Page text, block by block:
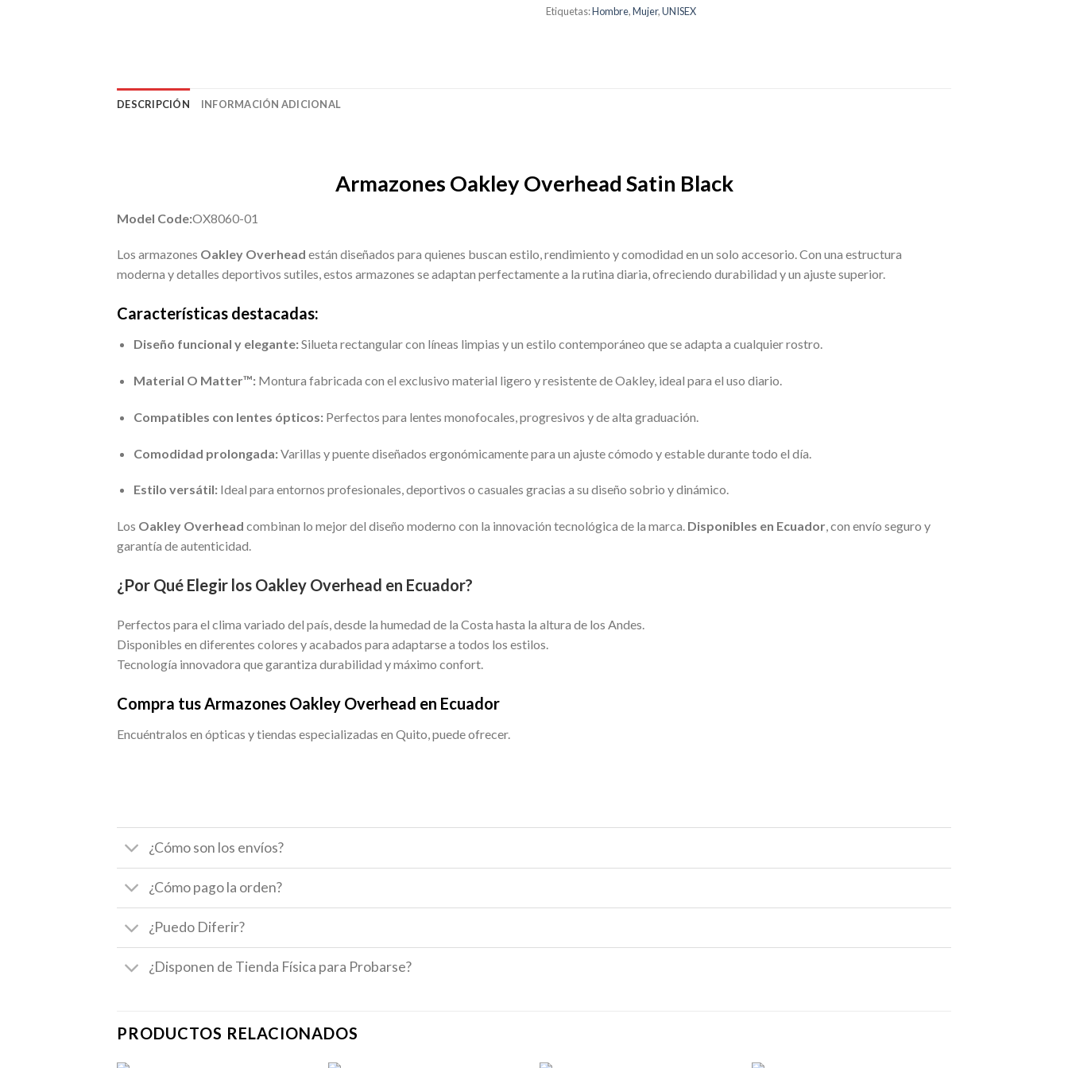
Etiquetas:Hombre,Mujer,UNISEX
DESCRIPCIÓN INFORMACIÓN ADICIONAL
Armazones Oakley Overhead Satin Black
Model Code:OX8060-01
Los armazones Oakley Overhead están diseñados para quienes buscan estilo, rendimiento y comodidad en un solo accesorio. Con una estructura
moderna y detalles deportivos sutiles, estos armazones se adaptan perfectamente a la rutina diaria, ofreciendo durabilidad y un ajuste superior.
Características destacadas:
Diseño funcional y elegante:Silueta rectangular con líneas limpias y un estilo contemporáneo que se adapta a cualquier rostro.
Material O Matter™:Montura fabricada con el exclusivo material ligero y resistente de Oakley, ideal para el uso diario.
Compatibles con lentes ópticos:Perfectos para lentes monofocales, progresivos y de alta graduación.
Comodidad prolongada:Varillas y puente diseñados ergonómicamente para un ajuste cómodo y estable durante todo el día.
Estilo versátil:Ideal para entornos profesionales, deportivos o casuales gracias a su diseño sobrio y dinámico.
Los Oakley Overhead combinan lo mejor del diseño moderno con la innovación tecnológica de la marca. Disponibles en Ecuador, con envío seguro y
garantía de autenticidad.
¿Por Qué Elegir los Oakley Overhead en Ecuador?
Perfectos para el clima variado del país, desde la humedad de la Costa hasta la altura de los Andes.
Disponibles en diferentes colores y acabados para adaptarse a todos los estilos.
Tecnología innovadora que garantiza durabilidad y máximo confort.
Compra tus Armazones Oakley Overhead en Ecuador
Encuéntralos en ópticas y tiendas especializadas en Quito, puede ofrecer.
¿Cómo son los envíos?
¿Cómo pago la orden?
¿Puedo Diferir?
¿Disponen de Tienda Física para Probarse?
PRODUCTOS RELACIONADOS